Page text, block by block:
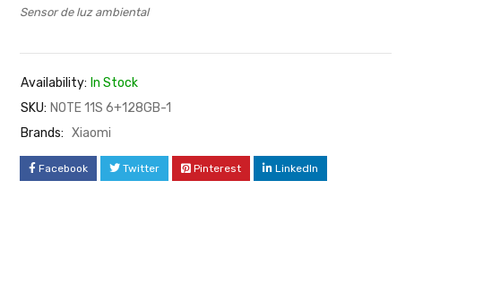
Sensor de luz ambiental
Availability: In Stock
SKU: NOTE 11S 6+128GB-1
Brands: Xiaomi
Facebook Twitter Pinterest LinkedIn